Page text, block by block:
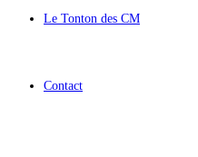
Le Tonton des CM
Contact